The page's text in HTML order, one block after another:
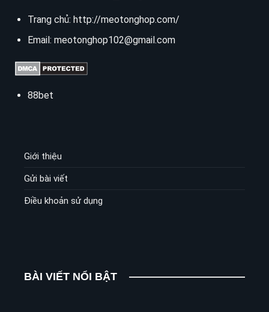
Trang chủ: http://meotonghop.com/
Email: meotonghop102@gmail.com
88bet
Giới thiệu
Gửi bài viết
Điều khoản sử dụng
BÀI VIẾT NỔI BẬT